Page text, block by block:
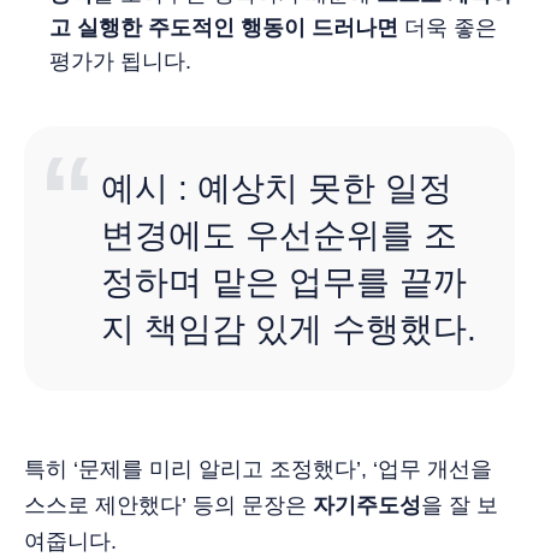
고 실행한 주도적인 행동이 드러나면 더욱 좋은
평가가 됩니다.
예시 : 예상치 못한 일정
변경에도 우선순위를 조
정하며 맡은 업무를 끝까
지 책임감 있게 수행했다.
특히 ‘문제를 미리 알리고 조정했다’, ‘업무 개선을
스스로 제안했다’ 등의 문장은 자기주도성을 잘 보
여줍니다.